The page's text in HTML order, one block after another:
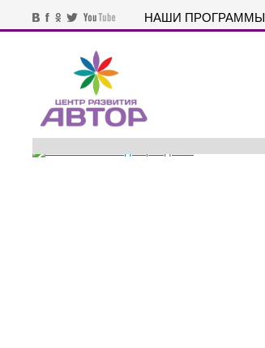
НАШИ ПРОГРАММЫ
СТИЛИЗОВАННЫЕ ДНИ РОЖДЕНИЯ